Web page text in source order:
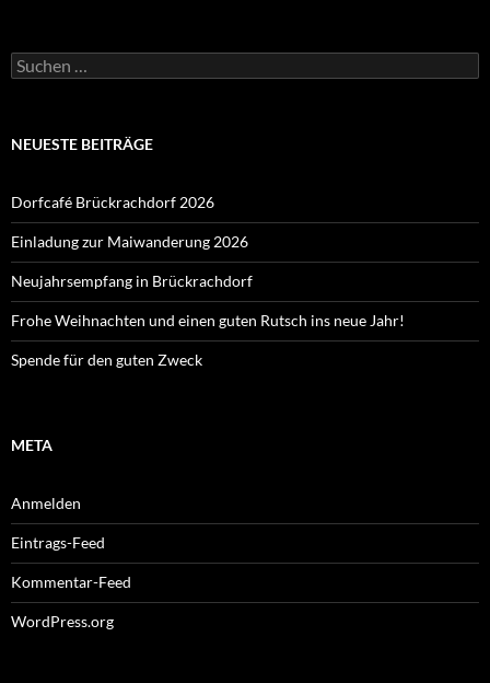
Suchen
nach:
NEUESTE BEITRÄGE
Dorfcafé Brückrachdorf 2026
Einladung zur Maiwanderung 2026
Neujahrsempfang in Brückrachdorf
Frohe Weihnachten und einen guten Rutsch ins neue Jahr!
Spende für den guten Zweck
META
Anmelden
Eintrags-Feed
Kommentar-Feed
WordPress.org